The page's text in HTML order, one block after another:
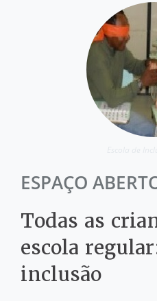
ESPAÇO
Todas as
escola
inclusão